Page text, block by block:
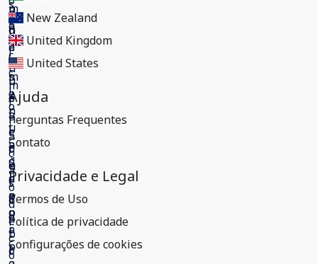
New Zealand
United Kingdom
United States
Ajuda
Perguntas Frequentes
Contato
Privacidade e Legal
Termos de Uso
Política de privacidade
Configurações de cookies